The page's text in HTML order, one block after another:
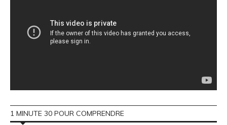
1 MINUTE 30 POUR COMPRENDRE